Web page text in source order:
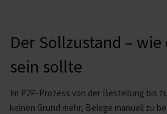
Der Sollzustand –
sein sollte
Im P2P-Prozess von der Bestellung bis
keinen Grund mehr, Belege manuell zu